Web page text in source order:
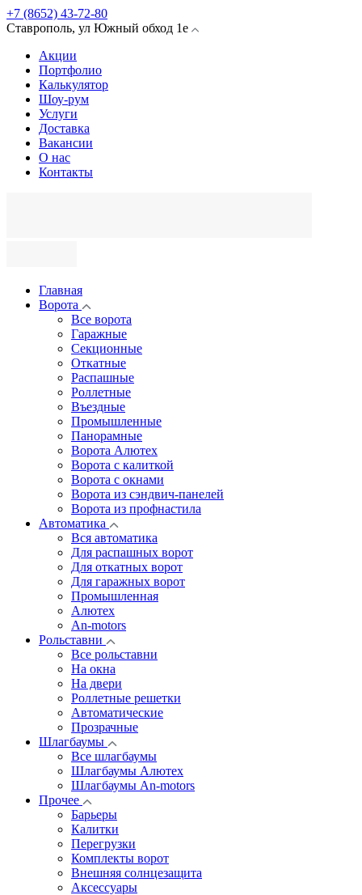
+7 (8652) 43-72-80
Ставрополь, ул Южный обход 1е
Акции
Портфолио
Калькулятор
Шоу-рум
Услуги
Доставка
Вакансии
О нас
Контакты
Главная
Ворота
Все ворота
Гаражные
Секционные
Откатные
Распашные
Роллетные
Въездные
Промышленные
Панорамные
Ворота Алютех
Ворота с калиткой
Ворота c окнами
Ворота из сэндвич-панелей
Ворота из профнастила
Автоматика
Вся автоматика
Для распашных ворот
Для откатных ворот
Для гаражных ворот
Промышленная
Алютех
An-motors
Рольставни
Все рольставни
На окна
На двери
Роллетные решетки
Автоматические
Прозрачные
Шлагбаумы
Все шлагбаумы
Шлагбаумы Алютех
Шлагбаумы An-motors
Прочее
Барьеры
Калитки
Перегрузки
Комплекты ворот
Внешняя солнцезащита
Аксессуары